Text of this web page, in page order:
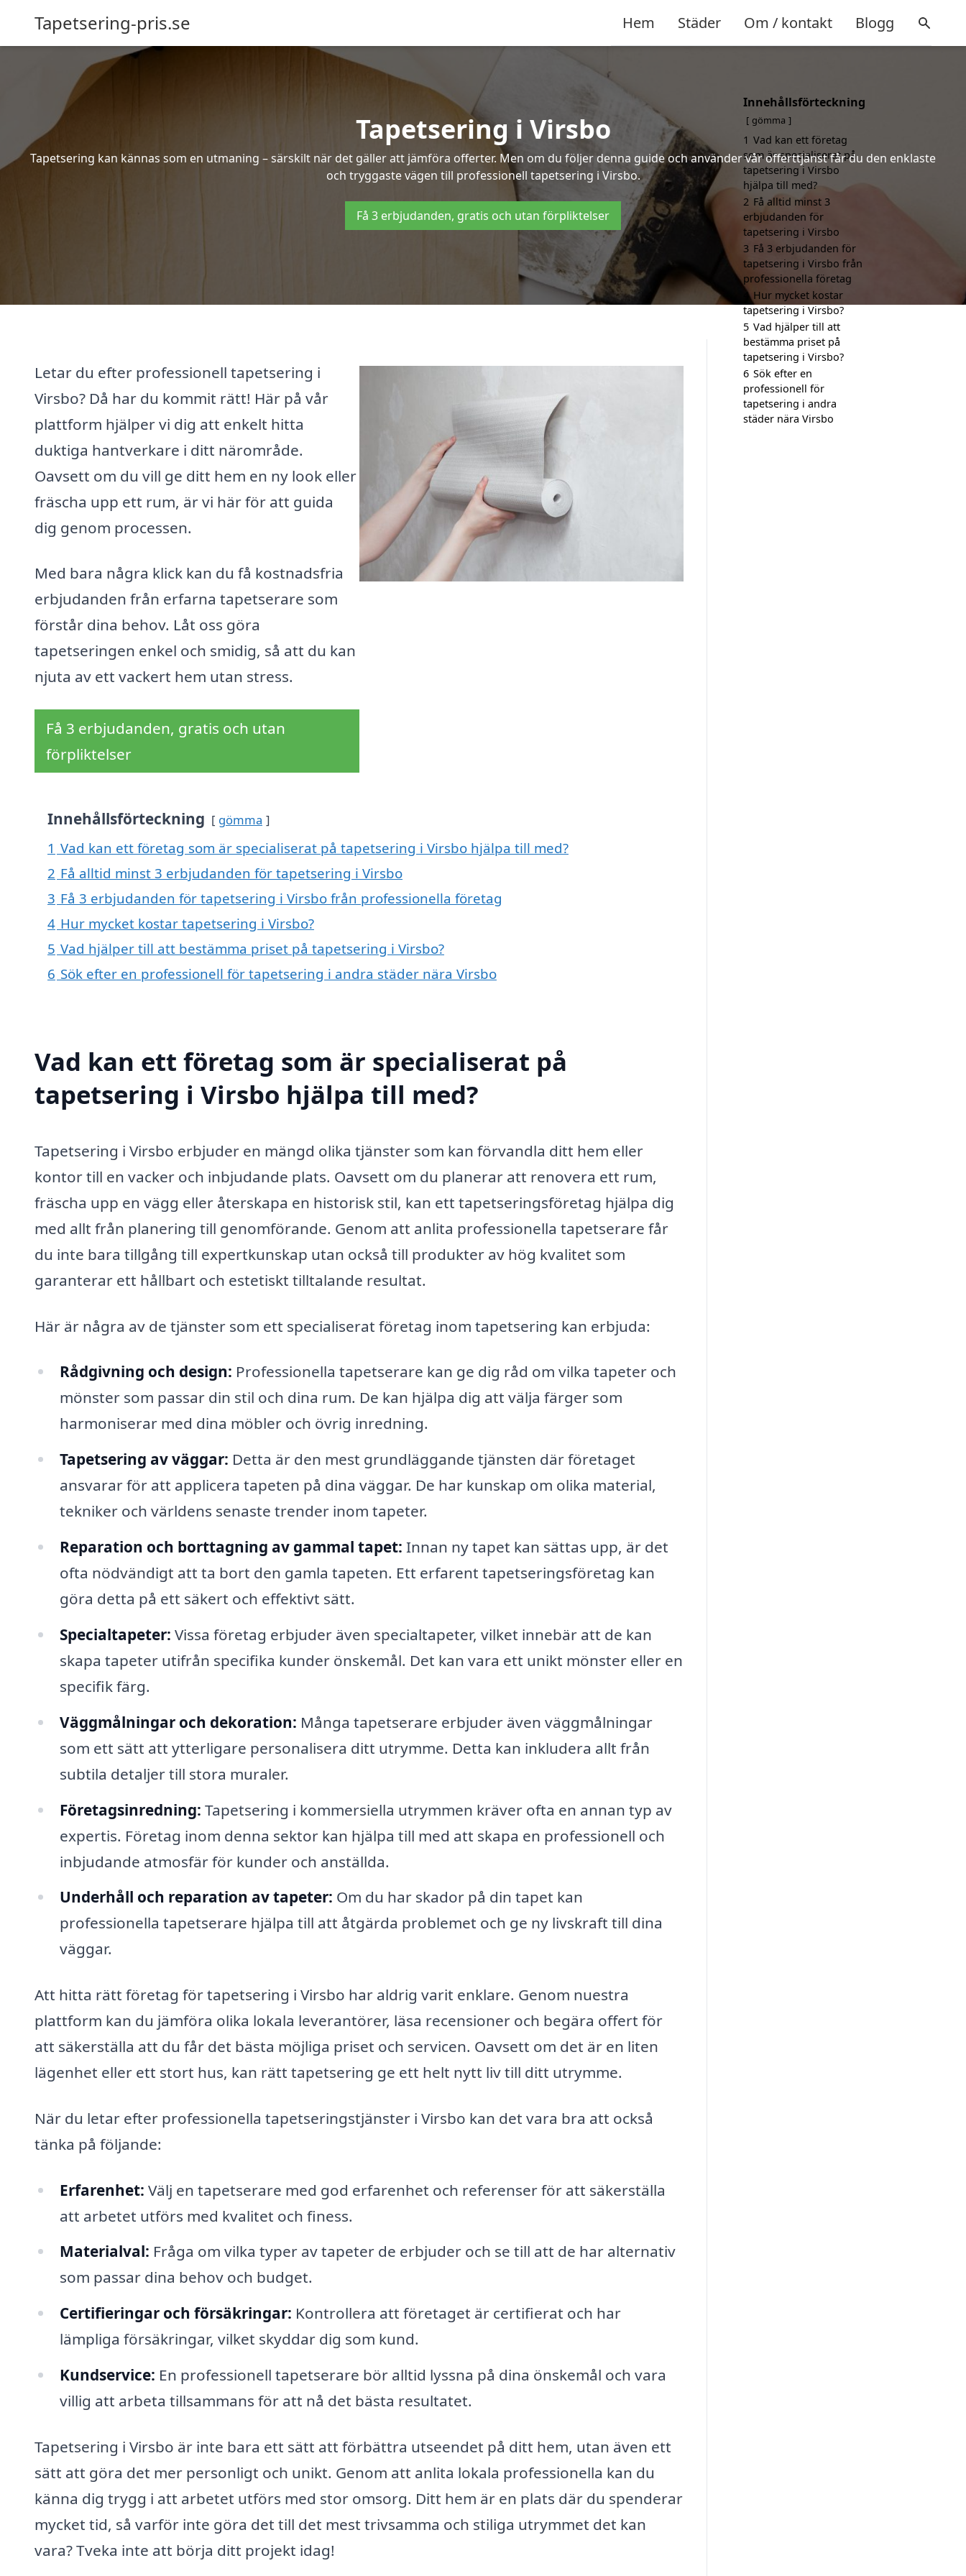
Tapetsering-pris.se Hem Städer Om / kontakt Blogg
Tapetsering i Virsbo
Tapetsering kan kännas som en utmaning – särskilt när det gäller att jämföra offerter. Men om du följer denna guide och använder vår offerttjänst får du den enklaste
och tryggaste vägen till professionell tapetsering i Virsbo.
Få 3 erbjudanden, gratis och utan förpliktelser
Letar du efter professionell tapetsering i
Virsbo? Då har du kommit rätt! Här på vår
plattform hjälper vi dig att enkelt hitta
duktiga hantverkare i ditt närområde.
Oavsett om du vill ge ditt hem en ny look eller
fräscha upp ett rum, är vi här för att guida
dig genom processen.
Med bara några klick kan du få kostnadsfria
erbjudanden från erfarna tapetserare som
förstår dina behov. Låt oss göra
tapetseringen enkel och smidig, så att du kan
njuta av ett vackert hem utan stress.
Få 3 erbjudanden, gratis och utan
förpliktelser
Innehållsförteckning gömma
1 Vad kan ett företag som är specialiserat på tapetsering i Virsbo hjälpa till med?
2 Få alltid minst 3 erbjudanden för tapetsering i Virsbo
3 Få 3 erbjudanden för tapetsering i Virsbo från professionella företag
4 Hur mycket kostar tapetsering i Virsbo?
5 Vad hjälper till att bestämma priset på tapetsering i Virsbo?
6 Sök efter en professionell för tapetsering i andra städer nära Virsbo
Vad kan ett företag som är specialiserat på
tapetsering i Virsbo hjälpa till med?
Tapetsering i Virsbo erbjuder en mängd olika tjänster som kan förvandla ditt hem eller
kontor till en vacker och inbjudande plats. Oavsett om du planerar att renovera ett rum,
fräscha upp en vägg eller återskapa en historisk stil, kan ett tapetseringsföretag hjälpa dig
med allt från planering till genomförande. Genom att anlita professionella tapetserare får
du inte bara tillgång till expertkunskap utan också till produkter av hög kvalitet som
garanterar ett hållbart och estetiskt tilltalande resultat.
Här är några av de tjänster som ett specialiserat företag inom tapetsering kan erbjuda:
Rådgivning och design: Professionella tapetserare kan ge dig råd om vilka tapeter och
mönster som passar din stil och dina rum. De kan hjälpa dig att välja färger som
harmoniserar med dina möbler och övrig inredning.
Tapetsering av väggar: Detta är den mest grundläggande tjänsten där företaget
ansvarar för att applicera tapeten på dina väggar. De har kunskap om olika material,
tekniker och världens senaste trender inom tapeter.
Reparation och borttagning av gammal tapet: Innan ny tapet kan sättas upp, är det
ofta nödvändigt att ta bort den gamla tapeten. Ett erfarent tapetseringsföretag kan
göra detta på ett säkert och effektivt sätt.
Specialtapeter: Vissa företag erbjuder även specialtapeter, vilket innebär att de kan
skapa tapeter utifrån specifika kunder önskemål. Det kan vara ett unikt mönster eller en
specifik färg.
Väggmålningar och dekoration: Många tapetserare erbjuder även väggmålningar
som ett sätt att ytterligare personalisera ditt utrymme. Detta kan inkludera allt från
subtila detaljer till stora muraler.
Företagsinredning: Tapetsering i kommersiella utrymmen kräver ofta en annan typ av
expertis. Företag inom denna sektor kan hjälpa till med att skapa en professionell och
inbjudande atmosfär för kunder och anställda.
Underhåll och reparation av tapeter: Om du har skador på din tapet kan
professionella tapetserare hjälpa till att åtgärda problemet och ge ny livskraft till dina
väggar.
Att hitta rätt företag för tapetsering i Virsbo har aldrig varit enklare. Genom nuestra
plattform kan du jämföra olika lokala leverantörer, läsa recensioner och begära offert för
att säkerställa att du får det bästa möjliga priset och servicen. Oavsett om det är en liten
lägenhet eller ett stort hus, kan rätt tapetsering ge ett helt nytt liv till ditt utrymme.
När du letar efter professionella tapetseringstjänster i Virsbo kan det vara bra att också
tänka på följande:
Erfarenhet: Välj en tapetserare med god erfarenhet och referenser för att säkerställa
att arbetet utförs med kvalitet och finess.
Materialval: Fråga om vilka typer av tapeter de erbjuder och se till att de har alternativ
som passar dina behov och budget.
Certifieringar och försäkringar: Kontrollera att företaget är certifierat och har
lämpliga försäkringar, vilket skyddar dig som kund.
Kundservice: En professionell tapetserare bör alltid lyssna på dina önskemål och vara
villig att arbeta tillsammans för att nå det bästa resultatet.
Tapetsering i Virsbo är inte bara ett sätt att förbättra utseendet på ditt hem, utan även ett
sätt att göra det mer personligt och unikt. Genom att anlita lokala professionella kan du
känna dig trygg i att arbetet utförs med stor omsorg. Ditt hem är en plats där du spenderar
mycket tid, så varför inte göra det till det mest trivsamma och stiliga utrymmet det kan
vara? Tveka inte att börja ditt projekt idag!
Innehållsförteckning
gömma
1 Vad kan ett företag
som är specialiserat på
tapetsering i Virsbo
hjälpa till med?
2 Få alltid minst 3
erbjudanden för
tapetsering i Virsbo
3 Få 3 erbjudanden för
tapetsering i Virsbo från
professionella företag
4 Hur mycket kostar
tapetsering i Virsbo?
5 Vad hjälper till att
bestämma priset på
tapetsering i Virsbo?
6 Sök efter en
professionell för
tapetsering i andra
städer nära Virsbo